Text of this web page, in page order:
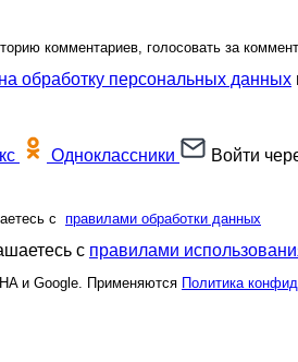
комментариев, голосовать за
обработку персональных данных
Одноклассники Войти
с правилами обработки данных
с правилами
и Google. Применяются Политика